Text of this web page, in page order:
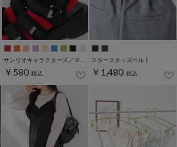
サンリオキャラクターズ／マイカラーソックス
￥580 税込
スタースタッズベルト
￥1,480 税込